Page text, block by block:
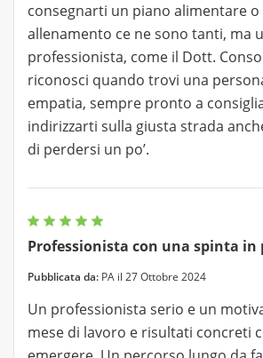
consegnarti un piano alimentare o
allenamento ce ne sono tanti, ma
professionista, come il Dott.
riconosci quando trovi una
empatia, sempre pronto a
indirizzarti sulla giusta strada
di perdersi un po’.
Professionista con una spinta in
Pubblicata da: PA il 27 Ottobre 2024
Un professionista serio e un
mese di lavoro e risultati concreti